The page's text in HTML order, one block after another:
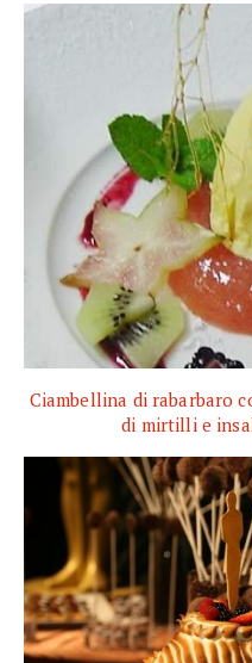
Ciambellina di rabarbaro
di mirtilli e